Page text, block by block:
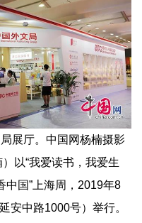
展厅。中国网杨楠摄影
以“我爱读书，我爱生
中国”上海周，2019年8
安中路1000号）举行。